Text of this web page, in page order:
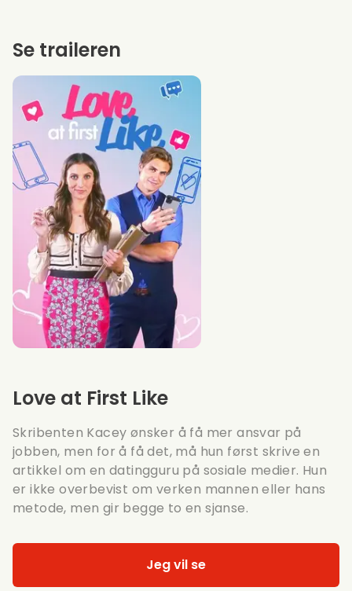
Love at First Like
Skribenten Kacey ønsker å få mer ansvar på
jobben, men for å få det, må hun først skrive en
artikkel om en datingguru på sosiale medier. Hun
er ikke overbevist om verken mannen eller hans
metode, men gir begge to en sjanse.
Jeg vil se
Se traileren